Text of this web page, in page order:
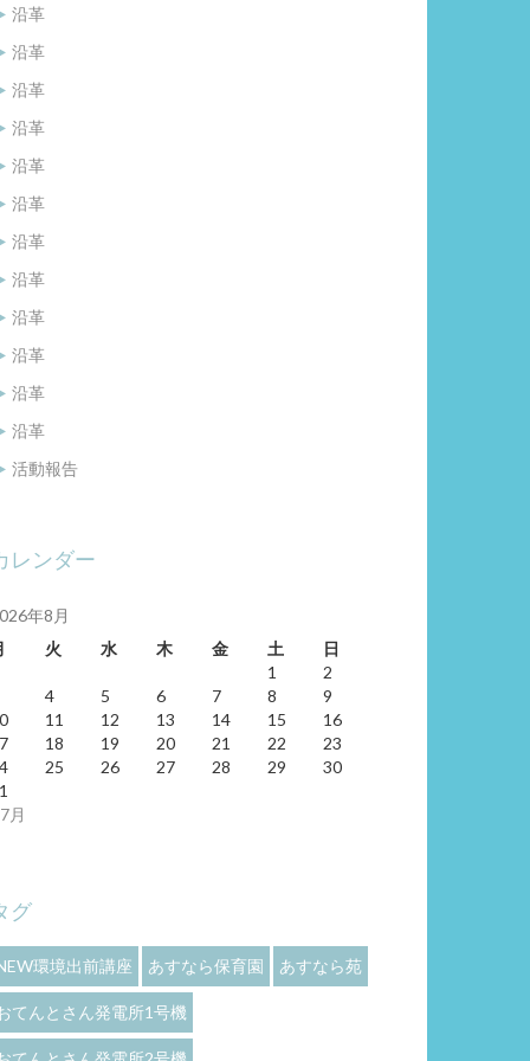
沿革
沿革
沿革
沿革
沿革
沿革
沿革
沿革
沿革
沿革
沿革
沿革
活動報告
レンダー
年8月
火 水 木 金 土 日
月
1
2
4 5 6 7 8
9
11 12 13 14 15
16
18 19 20 21 22
23
25 26 27 28 29
30
グ
環境出前講座 あすなら保育園 あすなら苑
てんとさん発電所1号機